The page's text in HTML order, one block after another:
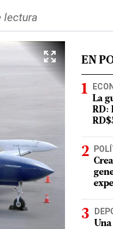
lectura
EN
La
RD: